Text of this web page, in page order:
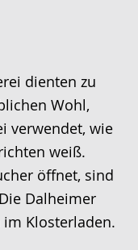
dienten zu
Wohl,
verwendet, wie
weiß.
öffnet, sind
Dalheimer
Klosterladen.